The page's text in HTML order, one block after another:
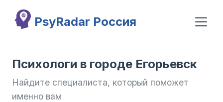
PsyRadar Россия
Психологи в городе Егорьевск
Найдите специалиста, который поможет
именно вам